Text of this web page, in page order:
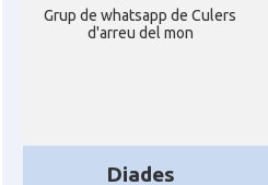
Grup de whatsapp de Culers
d'arreu del mon
Diades